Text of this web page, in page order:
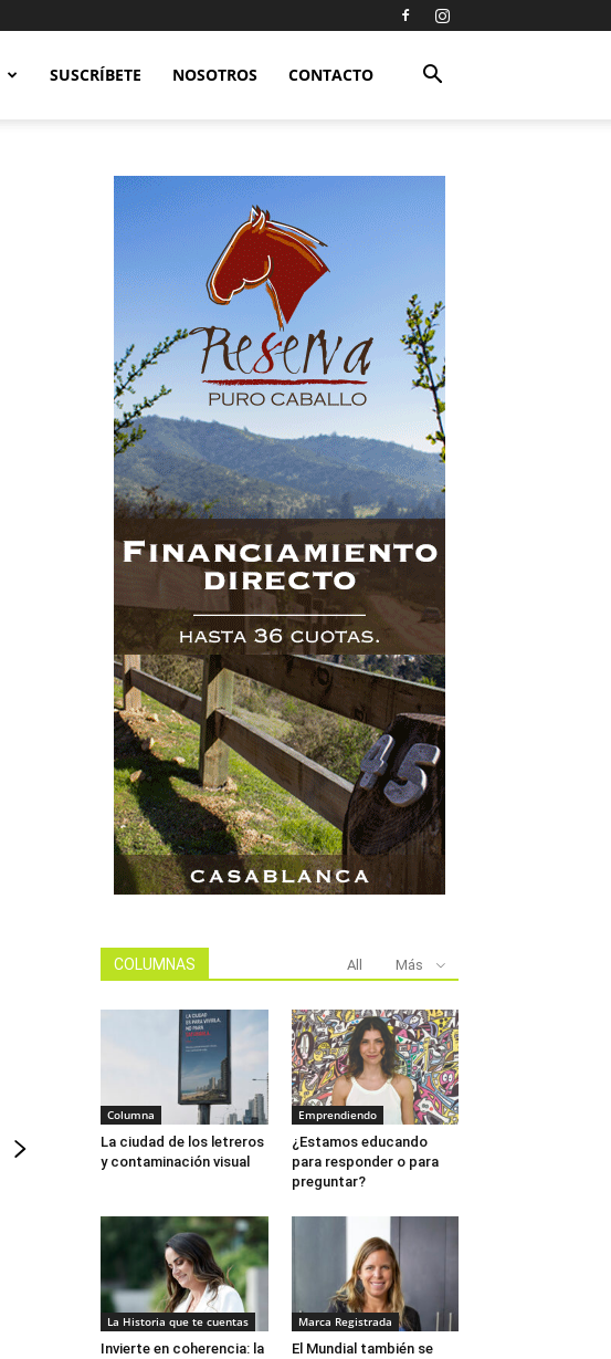
SUSCRÍBETE NOSOTROS CONTACTO
COLUMNAS All Más
Columna
La ciudad de los letreros
y contaminación visual
Emprendiendo
¿Estamos educando
para responder o para
preguntar?
La Historia que te cuentas
Invierte en coherencia: la
Marca Registrada
El Mundial también se